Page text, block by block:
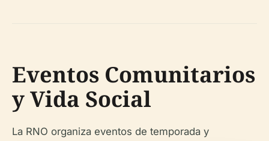
Eventos Comunitarios
y Vida Social
La RNO organiza eventos de temporada y